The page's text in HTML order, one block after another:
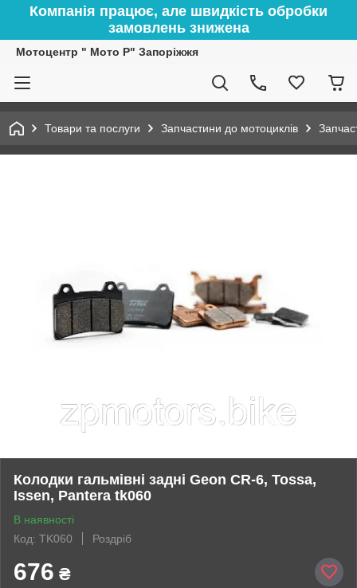
Компанія працює, але швидкість обробки
замовлень знижена
Мотоцентр " Мото Р" Запоріжжя
Товари та послуги Запчастини до мотоциклів
Колодки гальмівні задні Geon CR-6, Tossa,
Issen, Pantera tk060
В наявності
Код: TK060
Роздріб
676 ₴